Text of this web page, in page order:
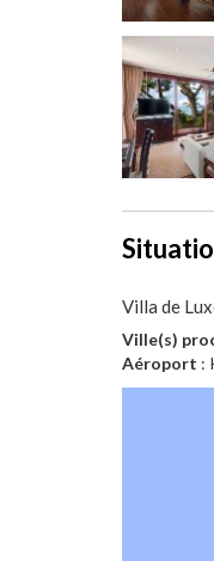
Villa de
Ville(s)
Aéroport :